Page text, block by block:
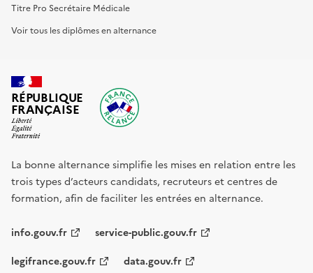
Titre Pro Secrétaire Médicale
Voir tous les diplômes en alternance
RÉPUBLIQUE
FRANÇAISE
La bonne alternance simplifie les mises en relation entre les
trois types d’acteurs candidats, recruteurs et centres de
formation, afin de faciliter les entrées en alternance.
info.gouv.fr service-public.gouv.fr
legifrance.gouv.fr data.gouv.fr